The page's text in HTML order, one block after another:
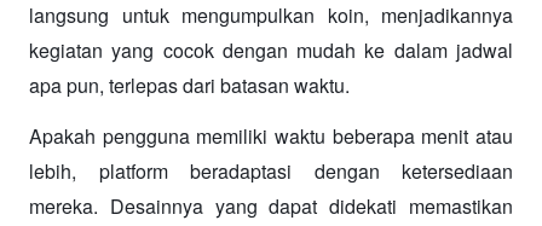
langsung untuk mengumpulkan koin, menjadikannya
kegiatan yang cocok dengan mudah ke dalam jadwal
apa pun, terlepas dari batasan waktu.
Apakah pengguna memiliki waktu beberapa menit atau
lebih, platform beradaptasi dengan ketersediaan
mereka. Desainnya yang dapat didekati memastikan